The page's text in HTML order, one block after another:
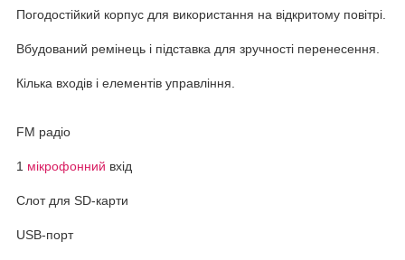
Погодостійкий корпус для використання на відкритому повітрі.
Вбудований ремінець і підставка для зручності перенесення.
Кілька входів і елементів управління.
FM радіо
1 мікрофонний вхід
Слот для SD-карти
USB-порт